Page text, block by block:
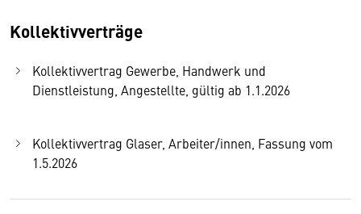
Kollektivverträge
Kollektivvertrag Gewerbe, Handwerk und
Dienstleistung, Angestellte, gültig ab 1.1.2026
Kollektivvertrag Glaser, Arbeiter/innen, Fassung vom
1.5.2026